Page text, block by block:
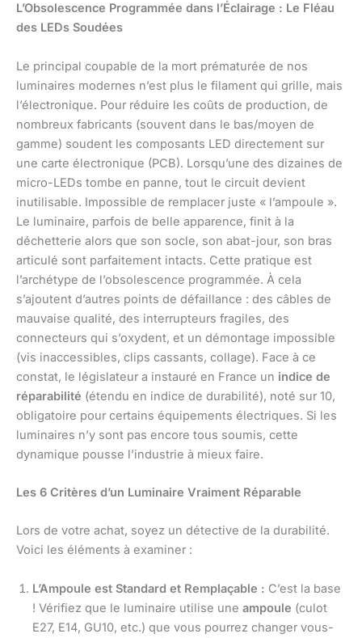
L’Obsolescence Programmée dans l’Éclairage : Le Fléau
des LEDs Soudées
Le principal coupable de la mort prématurée de nos
luminaires modernes n’est plus le filament qui grille, mais
l’électronique. Pour réduire les coûts de production, de
nombreux fabricants (souvent dans le bas/moyen de
gamme) soudent les composants LED directement sur
une carte électronique (PCB). Lorsqu’une des dizaines de
micro-LEDs tombe en panne, tout le circuit devient
inutilisable. Impossible de remplacer juste « l’ampoule ».
Le luminaire, parfois de belle apparence, finit à la
déchetterie alors que son socle, son abat-jour, son bras
articulé sont parfaitement intacts. Cette pratique est
l’archétype de l’obsolescence programmée. À cela
s’ajoutent d’autres points de défaillance : des câbles de
mauvaise qualité, des interrupteurs fragiles, des
connecteurs qui s’oxydent, et un démontage impossible
(vis inaccessibles, clips cassants, collage). Face à ce
constat, le législateur a instauré en France un indice de
réparabilité (étendu en indice de durabilité), noté sur 10,
obligatoire pour certains équipements électriques. Si les
luminaires n’y sont pas encore tous soumis, cette
dynamique pousse l’industrie à mieux faire.
Les 6 Critères d’un Luminaire Vraiment Réparable
Lors de votre achat, soyez un détective de la durabilité.
Voici les éléments à examiner :
L’Ampoule est Standard et Remplaçable : C’est la base
! Vérifiez que le luminaire utilise une ampoule (culot
E27, E14, GU10, etc.) que vous pourrez changer vous-